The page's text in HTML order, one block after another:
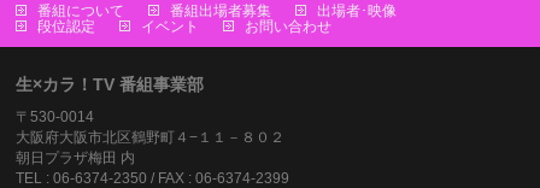
番組について 番組出場者募集
出場者･映像
段位認定
イベント お問い合わせ
生×カラ！TV 番組事業部
〒530-0014
大阪府大阪市北区鶴野町４−１１－８０２
朝日プラザ梅田 内
TEL : 06-6374-2350 / FAX : 06-6374-2399